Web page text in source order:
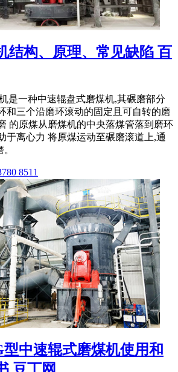
结构、原理、常见缺陷 百
是一种中速辊盘式磨煤机,其碾磨部分
和三个沿磨环滚动的固定且可自转的磨
的原煤从磨煤机的中央落煤管落到磨环
于离心力 将原煤运动至碾磨滚道上,通
8511
中速辊式磨煤机使用和